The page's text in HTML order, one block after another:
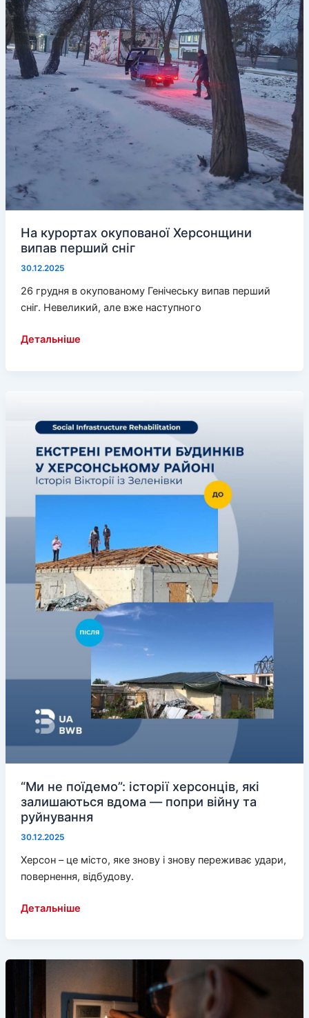
На курортах окупованої Херсонщини
випав перший сніг
30.12.2025
26 грудня в окупованому Генічеську випав перший
сніг. Невеликий, але вже наступного
На
перший
сніг
Детальніше
“Ми не поїдемо”: історії херсонців, які
залишаються вдома — попри війну та
руйнування
30.12.2025
Херсон – це місто, яке знову і знову переживає удари,
повернення, відбудову.
“Ми
історії
залишаються
Детальніше